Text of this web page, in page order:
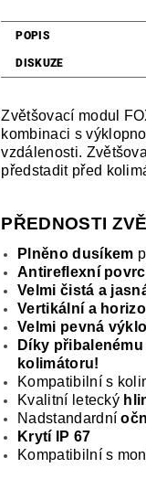
POPIS
DISKUZE
Zvětšovací modul
kombinaci s
vzdálenosti.
předstadit před
PŘEDNOSTI
Plněno dusíkem
Antireflexní
Velmi čistá a
Vertikální a
Velmi pevná
Díky
kolimátoru!
Kompatibilní s
Kvalitní letecký
Nadstandardní
Krytí IP 67
Kompatibilní s